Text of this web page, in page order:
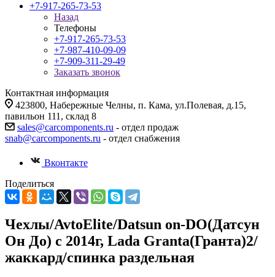
+7-917-265-73-53
Назад
Телефоны
+7-917-265-73-53
+7-987-410-09-09
+7-909-311-29-49
Заказать звонок
Контактная информация
423800, Набережные Челны, п. Кама, ул.Полевая, д.15,
павильон 111, склад 8
sales@carcomponents.ru - отдел продаж
snab@carcomponents.ru - отдел снабжения
Вконтакте
Поделиться
Чехлы/AvtoElite/Datsun on-DO(Датсун
Он До) с 2014г, Lada Granta(Гранта)2/
жаккард/спинка раздельная